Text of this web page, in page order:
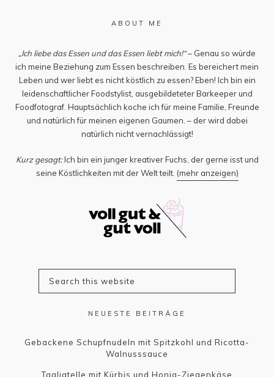
ABOUT ME
„Ich liebe das Essen und das Essen liebt mich!“– Genau so würde
ich meine Beziehung zum Essen beschreiben. Es bereichert mein
Leben und wer liebt es nicht köstlich zu essen? Eben! Ich bin ein
leidenschaftlicher Foodstylist, ausgebildeteter Barkeeper und
Foodfotograf. Hauptsächlich koche ich für meine Familie, Freunde
und natürlich für meinen eigenen Gaumen. – der wird dabei
natürlich nicht vernachlässigt!
Kurz gesagt:Ich bin ein junger kreativer Fuchs, der gerne isst und
seine Köstlichkeiten mit der Welt teilt. (mehr anzeigen)
NEUESTE BEITRÄGE
Gebackene Schupfnudeln mit Spitzkohl und Ricotta-
Walnusssauce
Tagliatelle mit Kürbis und Honig-Ziegenkäse